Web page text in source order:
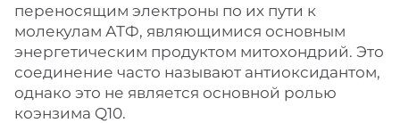
переносящим электроны по их пути к
молекулам АТФ, являющимися основным
энергетическим продуктом митохондрий. Это
соединение часто называют антиоксидантом,
однако это не является основной ролью
коэнзима Q10.